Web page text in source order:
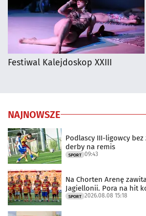
Festiwal Kalejdoskop XXIII
NAJNOWSZE
Podlascy III-ligowcy bez
derby na remis
SPORT 09:43
Na Chorten Arenę
Jagiellonii. Pora na hit
SPORT 2026.08.08 15:18